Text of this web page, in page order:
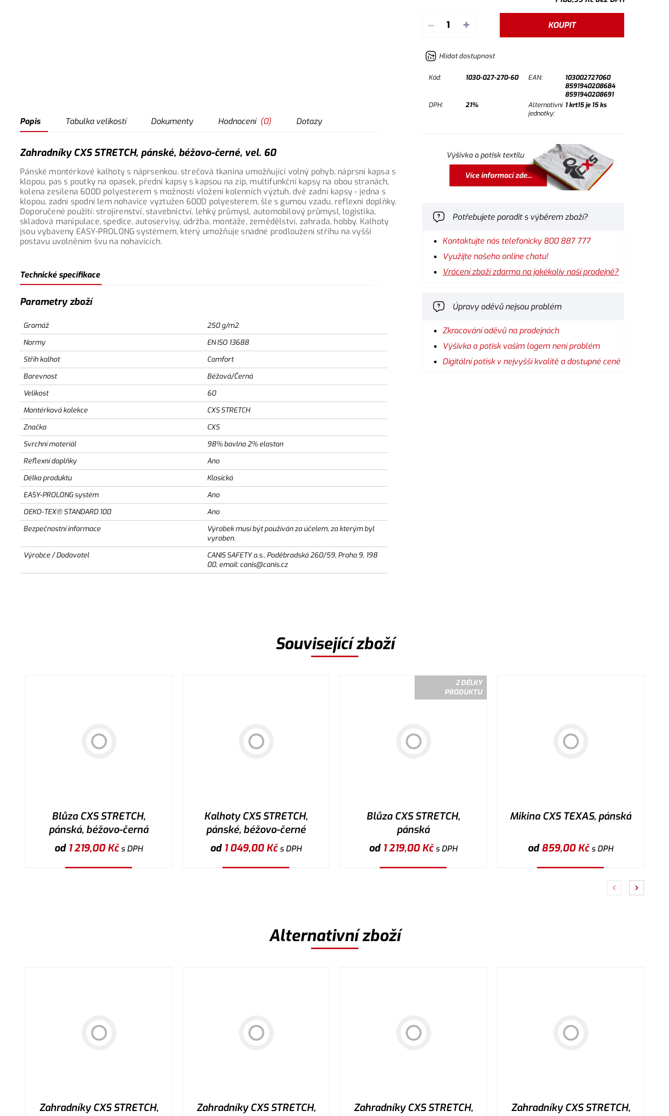
– + KOUPIT
Hlídat dostupnost
Kód: 1030-027-270-60 EAN:
103002727060
8591940208684
8591940208691
DPH:
21%
Alternativní
jednotky:
1krt15 je15ks
Popis Tabulka velikostí Dokumenty Hodnocení (0) Dotazy
Zahradníky CXS STRETCH, pánské, béžovo-černé, vel. 60
Pánské montérkové kalhoty s náprsenkou, strečová tkanina umožňující volný pohyb, náprsní kapsa s
klopou, pas s poutky na opasek, přední kapsy s kapsou na zip, multifunkční kapsy na obou stranách,
kolena zesílena 600D polyesterem s možností vložení kolenních výztuh, dvě zadní kapsy - jedna s
klopou, zadní spodní lem nohavice vyztužen 600D polyesterem, šle s gumou vzadu, reflexní doplňky.
Doporučené použití: strojírenství, stavebnictví, lehký průmysl, automobilový průmysl, logistika,
skladová manipulace, spedice, autoservisy, údržba, montáže, zemědělství, zahrada, hobby. Kalhoty
jsou vybaveny EASY-PROLONG systémem, který umožňuje snadné prodloužení střihu na vyšší
postavu uvolněním švu na nohavicích.
Technické specifikace
Parametry zboží
Gramáž
250 g/m2
Normy
EN ISO 13688
Střih kalhot
Comfort
Barevnost
Béžová/Černá
Velikost
60
Montérková kolekce
CXS STRETCH
Značka
CXS
Svrchní materiál
98% bavlna 2% elastan
Reflexní doplňky
Ano
Délka produktu
Klasická
EASY-PROLONG systém
Ano
OEKO-TEX® STANDARD 100
Ano
Bezpečnostní informace
Výrobek musí být používán za účelem, za kterým byl
vyroben.
Výrobce / Dodavatel
CANIS SAFETY a.s., Poděbradská 260/59, Praha 9, 198
00, email: canis@canis.cz
Potřebujete poradit s výběrem zboží?
Kontaktujte nás telefonicky 800 887 777
Využijte našeho online chatu!
Vrácení zboží zdarma na jakékoliv naší prodejně?
Úpravy oděvů nejsou problém
Zkracování oděvů na prodejnách
Výšivka a potisk vašim logem není problém
Digitální potisk v nejvyšší kvalitě a dostupné ceně
Související zboží
Blůza CXS STRETCH,
pánská, béžovo-černá
od 1 219,00Kčs DPH
Kalhoty CXS STRETCH,
pánské, béžovo-černé
od 1 049,00Kčs DPH
2 DÉLKY
PRODUKTU
Blůza CXS STRETCH,
pánská
od 1 219,00Kčs DPH
Mikina CXS TEXAS, pánská
od859,00Kčs DPH
Alternativní zboží
Zahradníky CXS STRETCH,
Zahradníky CXS STRETCH,
Zahradníky CXS STRETCH,
Zahradníky CXS STRETCH,